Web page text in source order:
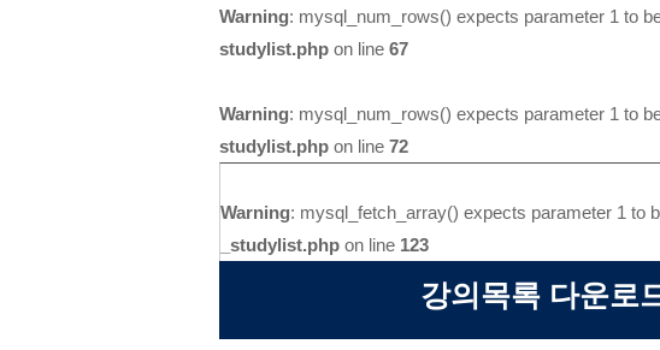
Warning: mysql_num_rows() expects parameter 1 to
studylist.php on line 67
Warning: mysql_num_rows() expects parameter 1 to
studylist.php on line 72
Warning: mysql_fetch_array() expects parameter 1 to
_studylist.php on line 123
강의목록 다운로